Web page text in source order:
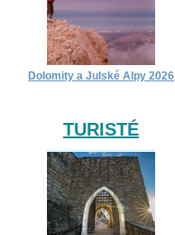
Dolomity a Julské Alpy 2026
TURISTÉ